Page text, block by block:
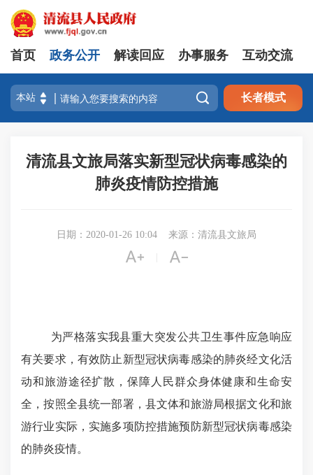
首页 政务公开 解读回应 办事服务 互动交流
 长者模式
清流县文旅局落实新型冠状病毒感染的
肺炎疫情防控措施
日期：2020-01-26 10:04 来源：清流县文旅局
 
为严格落实我县重大突发公共卫生事件应急响应
有关要求，有效防止新型冠状病毒感染的肺炎经文化活
动和旅游途径扩散，保障人民群众身体健康和生命安
全，按照全县统一部署，县文体和旅游局根据文化和旅
游行业实际，实施多项防控措施预防新型冠状病毒感染
的肺炎疫情。